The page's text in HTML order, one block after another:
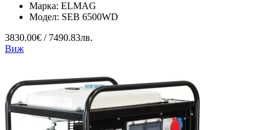
Марка: ELMAG
Модел: SEB 6500WD
3830.00€ / 7490.83лв.
Виж